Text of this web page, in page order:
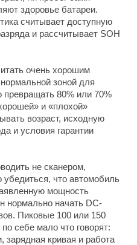
здоровье батареи.
считывает доступную
и рассчитывает SOH
очень хорошим
зоной для
80% или 70%
и «плохой»
возраст, исходную
и условия гарантии
не сканером,
что автомобиль
мощность
нормально начать DC-
Пиковые 100 или 150
себе мало что говорят:
зарядная кривая и работа